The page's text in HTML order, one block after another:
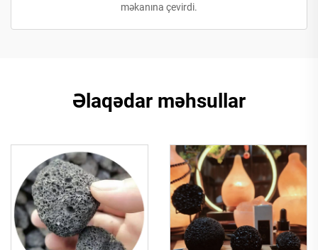
məkanına çevirdi.
Əlaqədar məhsullar